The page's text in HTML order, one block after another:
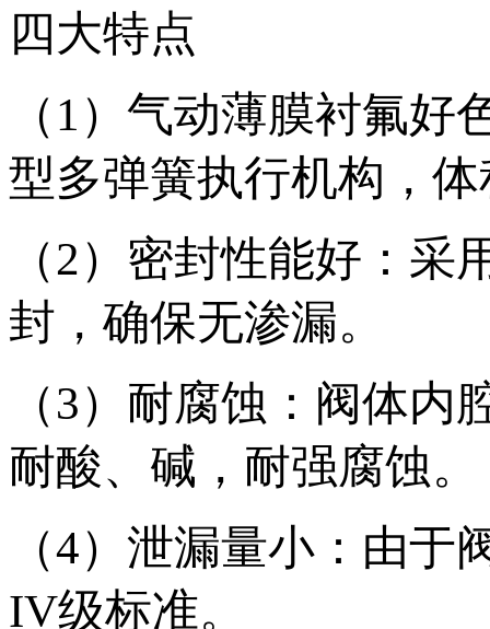
四大特点
（1）气动薄膜衬氟
型多弹簧执行机构，体积
（2）密封性能好
封，确保无渗漏。
（3）耐腐蚀：阀体内腔
耐酸、碱，耐强腐蚀。
（4）泄漏量小：由于
IV级标准。